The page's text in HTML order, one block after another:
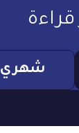
قراءة
شهري